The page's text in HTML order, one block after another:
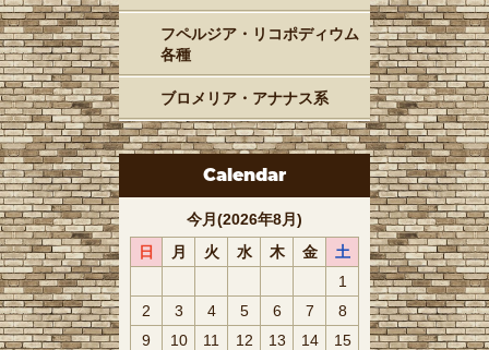
フペルジア・リコポディウム
各種
ブロメリア・アナナス系
Calendar
今月(2026年8月)
日
月 火 水 木 金
土
1
2
3 4 5 6 7
8
9
10 11 12 13 14
15